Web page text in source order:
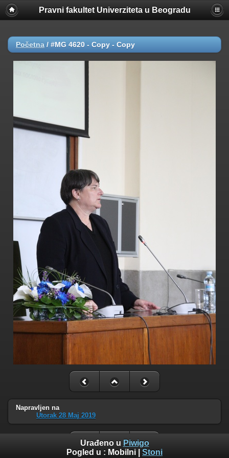
Pravni fakultet Univerziteta u Beogradu
Početna / #MG 4620 - Copy - Copy
Napravljen na
Utorak 28 Maj 2019
Urađeno u Piwigo
Pogled u : Mobilni Stoni